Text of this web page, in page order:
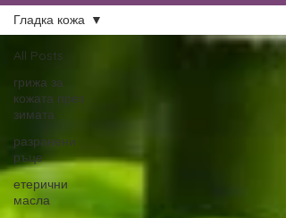
All Posts
грижа за
кожата през
зимата
разранени
ръце
етерични
масла
Гладка кожа